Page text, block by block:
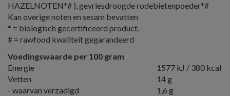
HAZELNOTEN*# ), gevriesdroogde rodebietenpoeder*#
Kan overige noten en sesam bevatten
* = biologisch gecertificeerd product.
# = rawfood kwaliteit gegarandeerd
Voedingswaarde per 100 gram
Energie
1577 kJ / 380 kcal
Vetten
14 g
- waarvan verzadigd
1,6 g